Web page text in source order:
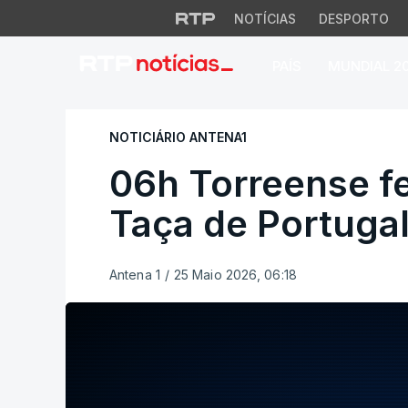
NOTÍCIAS DESPORTO
06h Torreense
NOTICIÁRIO ANTENA1
06h Torreense
Taça de Portugal
Antena 1 / 25 Maio 2026, 06:18